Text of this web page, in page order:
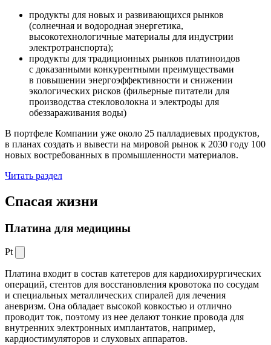
продукты для новых и развивающихся рынков
(солнечная и водородная энергетика,
высокотехнологичные материалы для индустрии
электротранспорта);
продукты для традиционных рынков платиноидов
с доказанными конкурентными преимуществами
в повышении энергоэффективности и снижении
экологических рисков (фильерные питатели для
производства стекловолокна и электроды для
обеззараживания воды)
В портфеле Компании уже около 25 палладиевых продуктов,
в планах создать и вывести на мировой рынок к 2030 году 100
новых востребованных в промышленности материалов.
Читать раздел
Спасая жизни
Платина для медицины
Pt
Платина входит в состав катетеров для кардиохирургических
операций, стентов для восстановления кровотока по сосудам
и специальных металлических спиралей для лечения
аневризм. Она обладает высокой ковкостью и отлично
проводит ток, поэтому из нее делают тонкие провода для
внутренних электронных имплантатов, например,
кардиостимуляторов и слуховых аппаратов.